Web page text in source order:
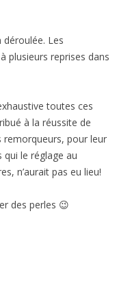
déroulée. Les
plusieurs reprises dans
toutes ces
à la réussite de
pour leur
le réglage au
n’aurait pas eu lieu!
des perles 😉